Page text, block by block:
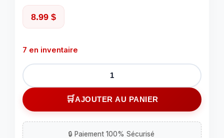
8.99 $
7 en inventaire
quantité
de
Étui
pour
13
AJOUTER AU PANIER